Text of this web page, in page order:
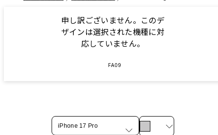
申し訳ございません。このデ
ザインは選択された機種に対
応していません。
FA09
iPhone 17 Pro